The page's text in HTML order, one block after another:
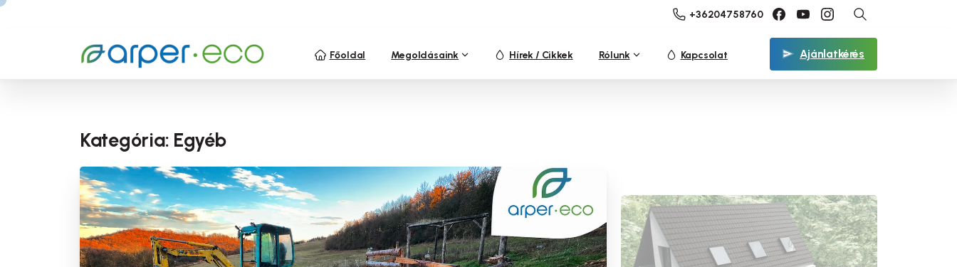
+36204758760
Főoldal Megoldásaink Hírek / Cikkek Rólunk Kapcsolat Ajánlatkérés
Kategória: Egyéb